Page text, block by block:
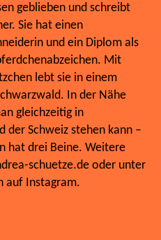
geblieben und schreibt
Sie hat einen
und ein Diplom als
Mit
lebt sie in einem
In der Nähe
gleichzeitig in
der Schweiz stehen kann –
hat drei Beine. Weitere
schuetze.de oder unter
auf Instagram.